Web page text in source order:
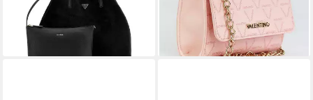
ab 140,25 €
165,00 €
-15%
lieferbar - in 3-4 Werktagen bei dir
lieferbar - in 2-3 Werktagen bei dir